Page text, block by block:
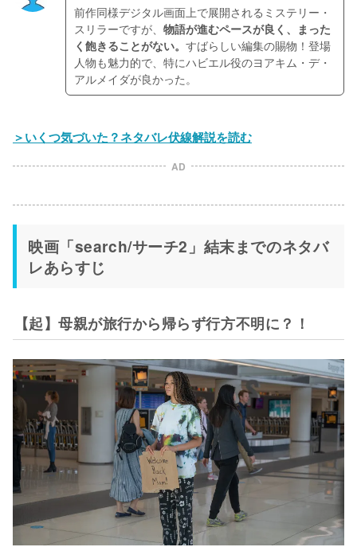
前作同様デジタル画面上で展開されるミステリー・
スリラーですが、 物語が進むペースが良く、まった
く飽きることがない。 すばらしい編集の賜物！登場
人物も魅力的で、特にハビエル役のヨアキム・デ・
アルメイダが良かった。
＞いくつ気づいた？ネタバレ伏線解説を読む
AD
映画「search/サーチ2」結末までのネタバ
レあらすじ
【起】母親が旅行から帰らず行方不明に？！